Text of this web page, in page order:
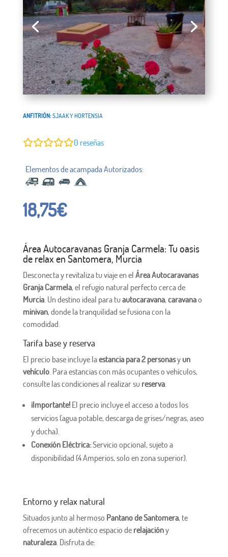
ANFITRIÓN:SJAAK Y HORTENSIA
0 reseñas
18,75€
Área Autocaravanas Granja Carmela: Tu oasis
de relax en Santomera, Murcia
Desconecta y revitaliza tu viaje en el Área Autocaravanas
Granja Carmela, el refugio natural perfecto cerca de
Murcia. Un destino ideal para tuautocaravana, caravanao
minivan, donde la tranquilidad se fusiona con la
comodidad.
Tarifa base y reserva
El precio base incluye laestancia para 2 personasy un
vehículo. Para estancias con más ocupantes o vehículos,
consulte las condiciones al realizar su reserva.
¡Importante!El precio incluye el acceso a todos los
servicios (agua potable, descarga de grises/negras, aseo
y ducha).
Conexión Eléctrica:Servicio opcional, sujeto a
disponibilidad (4 Amperios, solo en zona superior).
Entorno y relax natural
Situados junto al hermoso Pantano de Santomera, te
ofrecemos un auténtico espacio de relajacióny
naturaleza. Disfruta de: